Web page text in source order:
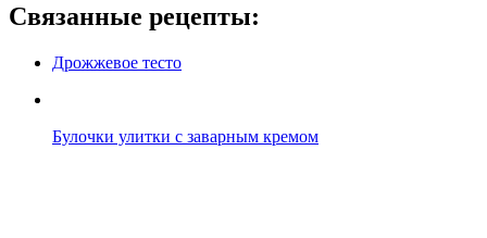
Связанные рецепты:
Дрожжевое тесто
Булочки улитки с заварным кремом